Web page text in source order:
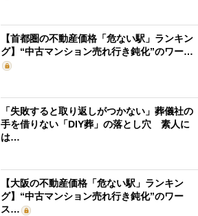
【首都圏の不動産価格「危ない駅」ランキン
グ】“中古マンション売れ行き鈍化”のワー…
「失敗すると取り返しがつかない」葬儀社の
手を借りない「DIY葬」の落とし穴 素人に
は…
【大阪の不動産価格「危ない駅」ランキン
グ】“中古マンション売れ行き鈍化”のワー
ス…